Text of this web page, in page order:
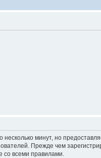
минут, но
Прежде чем
всеми правилами.